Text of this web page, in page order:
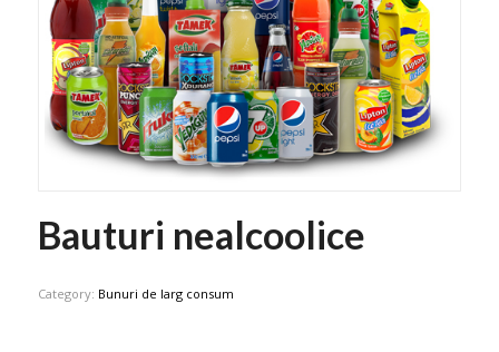
Bauturi nealcoolice
Category: Bunuri de larg consum